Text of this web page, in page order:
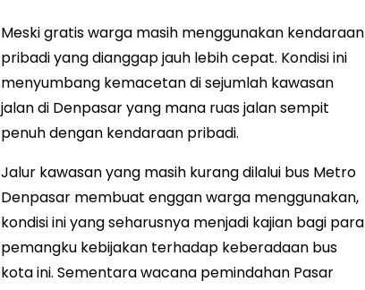
Meski gratis warga masih menggunakan kendaraan
pribadi yang dianggap jauh lebih cepat. Kondisi ini
menyumbang kemacetan di sejumlah kawasan
jalan di Denpasar yang mana ruas jalan sempit
penuh dengan kendaraan pribadi.
Jalur kawasan yang masih kurang dilalui bus Metro
Denpasar membuat enggan warga menggunakan,
kondisi ini yang seharusnya menjadi kajian bagi para
pemangku kebijakan terhadap keberadaan bus
kota ini. Sementara wacana pemindahan Pasar